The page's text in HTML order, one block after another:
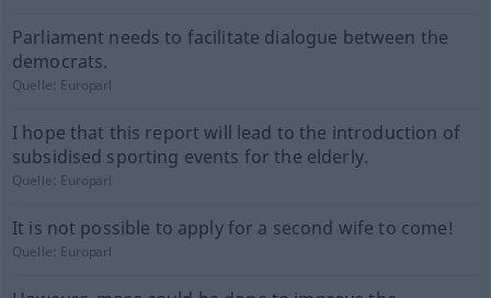
Parliament needs to facilitate dialogue between the
democrats.
Quelle: Europarl
I hope that this report will lead to the introduction of
subsidised sporting events for the elderly.
Quelle: Europarl
It is not possible to apply for a second wife to come!
Quelle: Europarl